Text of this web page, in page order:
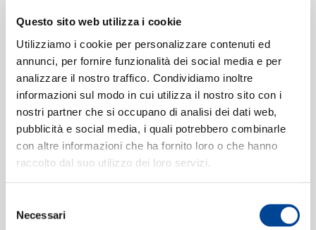
Questo sito web utilizza i cookie
Utilizziamo i cookie per personalizzare contenuti ed
annunci, per fornire funzionalità dei social media e per
analizzare il nostro traffico. Condividiamo inoltre
informazioni sul modo in cui utilizza il nostro sito con i
nostri partner che si occupano di analisi dei dati web,
pubblicità e social media, i quali potrebbero combinarle
con altre informazioni che ha fornito loro o che hanno
raccolto dal suo utilizzo dei loro servizi.
delNecessari
1 mother, i'm sorry
02:59
Kamal.
Formati disponibili:
UPC:00602465827194
CHI SIAMO
CONTATTI
NEWSLETTER